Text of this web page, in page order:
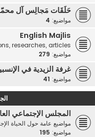
حَلَقَات مَجالِس آل محمّد
مواضيع: 4
English Majlis
researches, articles...
مواضيع: 279
غرفة الزيدية في
مواضيع: 41
المجلس الإجتماعي
مواضيع عامة حول الحياة
مواضيع: 195